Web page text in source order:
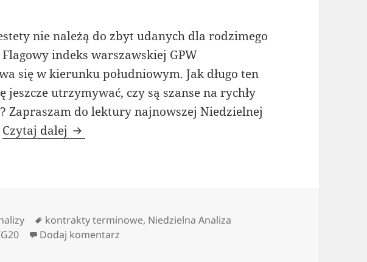
nie należą do zbyt udanych dla rodzimego
indeks warszawskiej GPW
się w kierunku południowym. Jak długo ten
jeszcze utrzymywać, czy są szanse na rychły
Zapraszam do lektury najnowszej Niedzielnej
Czytaj dalej Niedzielna Analiza Techniczna – tydzień 44. 2015
Tagi
kontrakty terminowe, Niedzielna Analiza
Dodaj komentarz